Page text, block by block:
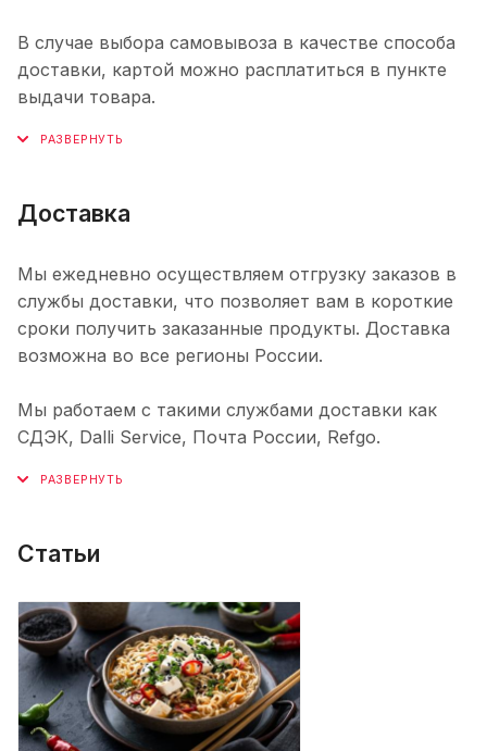
В случае выбора самовывоза в качестве способа
доставки, картой можно расплатиться в пункте
выдачи товара.
Доставка
Мы ежедневно осуществляем отгрузку заказов в
службы доставки, что позволяет вам в короткие
сроки получить заказанные продукты. Доставка
возможна во все регионы России.
Мы работаем с такими службами доставки как
СДЭК, Dalli Service, Почта России, Refgo.
Статьи